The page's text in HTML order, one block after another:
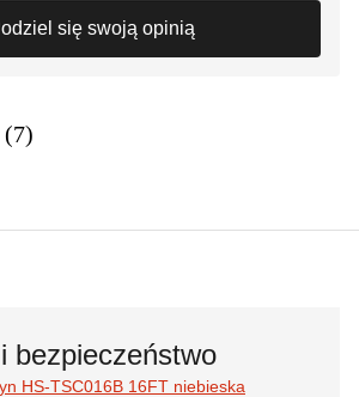
się swoją opinią
bezpieczeństwo
HS-TSC016B 16FT niebieska